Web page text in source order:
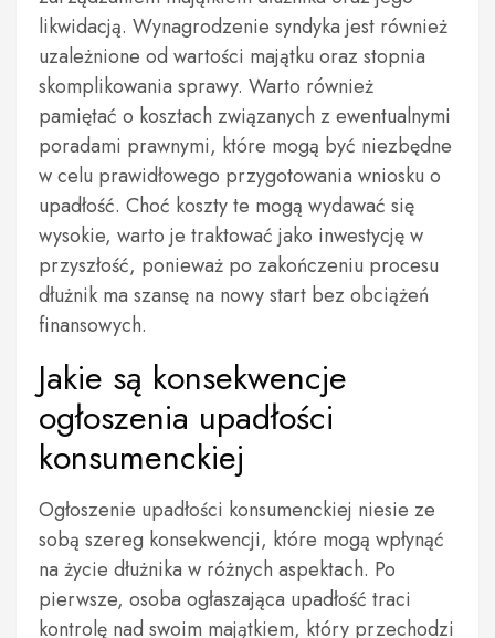
likwidacją. Wynagrodzenie syndyka jest również
uzależnione od wartości majątku oraz stopnia
skomplikowania sprawy. Warto również
pamiętać o kosztach związanych z ewentualnymi
poradami prawnymi, które mogą być niezbędne
w celu prawidłowego przygotowania wniosku o
upadłość. Choć koszty te mogą wydawać się
wysokie, warto je traktować jako inwestycję w
przyszłość, ponieważ po zakończeniu procesu
dłużnik ma szansę na nowy start bez obciążeń
finansowych.
Jakie są konsekwencje
ogłoszenia upadłości
konsumenckiej
Ogłoszenie upadłości konsumenckiej niesie ze
sobą szereg konsekwencji, które mogą wpłynąć
na życie dłużnika w różnych aspektach. Po
pierwsze, osoba ogłaszająca upadłość traci
kontrolę nad swoim majątkiem, który przechodzi